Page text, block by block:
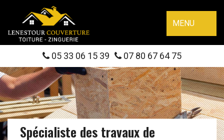
MENU
05 33 06 15 39 07 80 67 64 75
Spécialiste des travaux de